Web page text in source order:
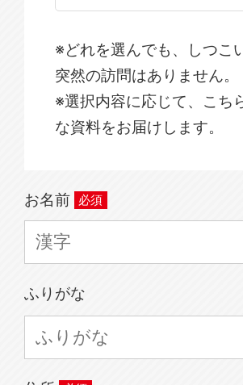
※どれを選んでも、しつこ
突然の訪問はありません。
※選択内容に応じて、こち
な資料をお届けします。
お名前
ふりがな